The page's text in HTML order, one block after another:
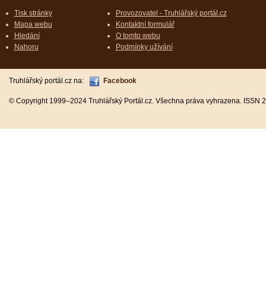
Tisk stránky
Mapa webu
Hledání
Nahoru
Provozovatel - Truhlářský portál.cz
Kontaktní formulář
O tomto webu
Podmínky užívání
Truhlářský portál.cz na: Facebook
© Copyright 1999–2024 Truhlářský Portál.cz. Všechna práva vyhrazena.